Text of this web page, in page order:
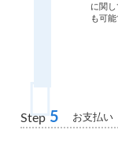
に関
も可能
Step 5 お支払い